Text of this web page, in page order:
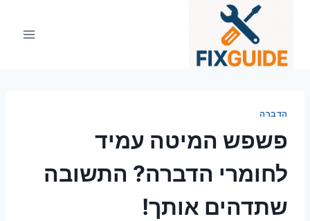
הדברה
פשפש המיטה עמיד
לחומרי הדברה? התשובה
שתדהים אותך!